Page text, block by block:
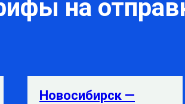
на
Новосибирск —